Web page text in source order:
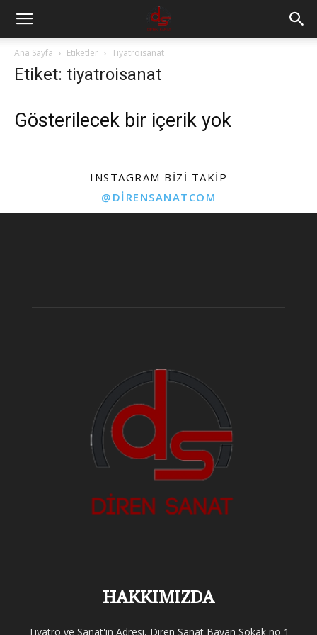
Ana Sayfa Etiketler Tiyatroisanat
Etiket: tiyatroisanat
Gösterilecek bir içerik yok
INSTAGRAM BIZI TAKIP
@DIRENSANATCOM
HAKKIMIZDA
Tiyatro ve Sanat'ın Adresi, Diren Sanat Bayan Sokak no 1